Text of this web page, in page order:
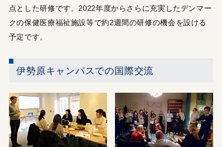
点とした研修です。2022年度からさらに充実したデンマー
クの保健医療福祉施設等で約2週間の研修の機会を設ける
予定です。
伊勢原キャンパスでの国際交流